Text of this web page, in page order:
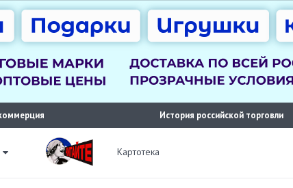
История российской торговли
Картотека